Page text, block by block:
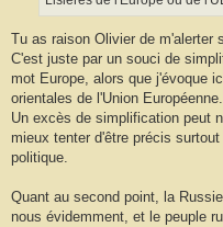
Tu as raison Olivier de m'alerter
C'est juste par un souci de
mot Europe, alors que j'évoque
orientales de l'Union Européenne.
Un excès de simplification peut
mieux tenter d'être précis
politique.
Quant au second point, la
nous évidemment, et le peuple